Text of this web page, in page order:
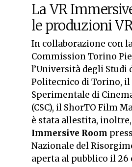
La VR
le produzioni
In collaborazione con
Commission Torino
l’Università degli Studi
Politecnico di Torino, il
Sperimentale di
(CSC), il ShorTO Film
è stata allestita,
Immersive Room
Nazionale del
aperta al pubblico il 26